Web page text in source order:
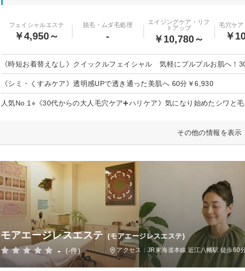
フェイシャルエステ
￥4,950～
脱毛・ムダ毛処理
-
エイジングケア・リフ
トアップ
￥10,780～
毛穴ケ
￥
《時短お着替えなし》クイックルフェイシャル 気軽にプルプルお肌へ！
《シミ・くすみケア》透明感UPで透き通った美肌へ 60分￥6,930
人気No.1⭐︎《30代からの大人毛穴ケア➕ハリケア》気になり始めたシワと
その他の情報を表示
モアエージレスエステ (モアエージレスエステ)
- (-件) アクセス：JR東海道本線 近江八幡駅 徒歩60